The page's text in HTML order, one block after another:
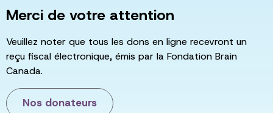
Merci de votre attention
Veuillez noter que tous les dons en ligne recevront un
reçu fiscal électronique, émis par la Fondation Brain
Canada.
Nos donateurs